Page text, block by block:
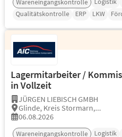
Wareneingangskontrolle
Qualitätskontrolle
ERP LKW
Lagermitarbeiter /
in Vollzeit
JÜRGEN LIEBISCH GMBH
Glinde, Kreis Stormarn,...
06.08.2026
Wareneingangskontrolle Logistik